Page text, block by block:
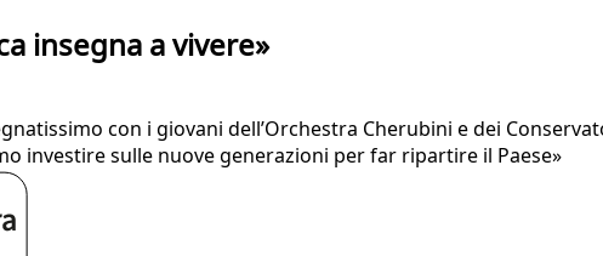
insegna a vivere»
con i giovani dell’Orchestra Cherubini e dei
investire sulle nuove generazioni per far ripartire il Paese»